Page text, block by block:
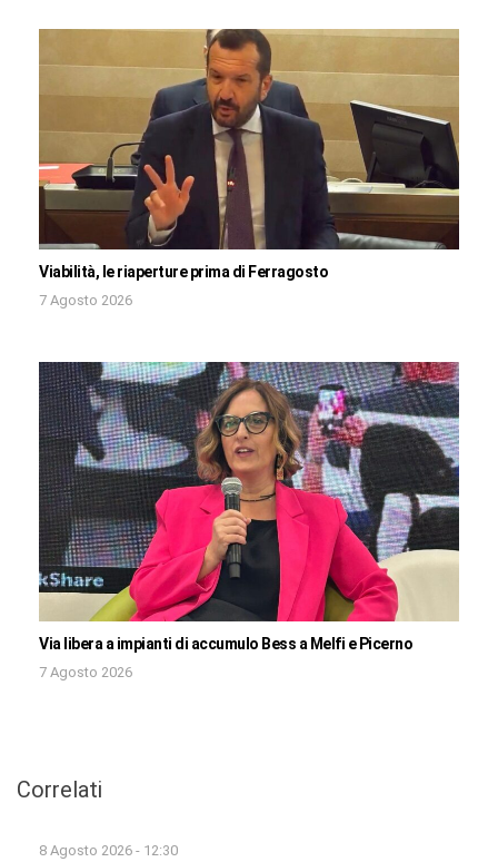
Viabilità, le riaperture prima di Ferragosto
7 Agosto 2026
Via libera a impianti di accumulo Bess a Melfi e Picerno
7 Agosto 2026
Correlati
8 Agosto 2026 - 12:30